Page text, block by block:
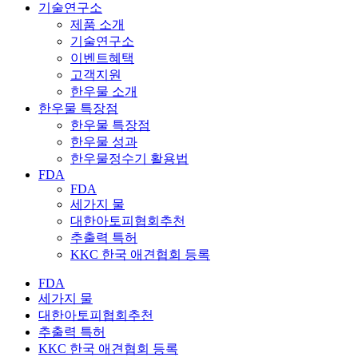
기술연구소
제품 소개
기술연구소
이벤트혜택
고객지원
한우물 소개
한우물 특장점
한우물 특장점
한우물 성과
한우물정수기 활용법
FDA
FDA
세가지 물
대한아토피협회추천
추출력 특허
KKC 한국 애견협회 등록
FDA
세가지 물
대한아토피협회추천
추출력 특허
KKC 한국 애견협회 등록